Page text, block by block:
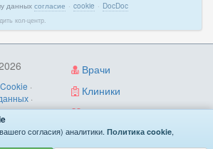
данных согласие · cookie · DocDoc
кол-центр.
Врачи
Клиники
Диагностика
Cookie ·
·
·
согласия) аналитики. Политика cookie,